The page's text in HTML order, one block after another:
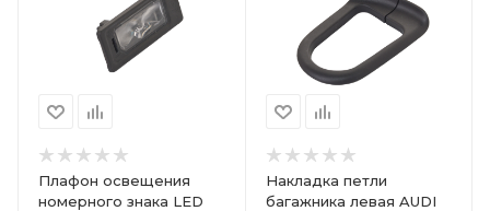
Плафон освещения
номерного знака LED
Накладка петли
багажника левая AUDI